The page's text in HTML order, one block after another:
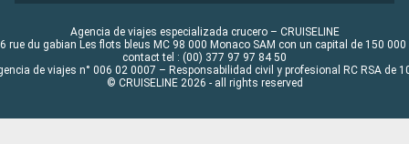
Agencia de viajes especializada crucero – CRUISELINE
rue du gabian Les flots bleus MC 98 000 Monaco SAM con un capital de 150 000
contact tel : (00) 377 97 97 84 50
de viajes n° 006 02 0007 – Responsabilidad civil y profesional RC RSA de
© CRUISELINE 2026 - all rights reserved